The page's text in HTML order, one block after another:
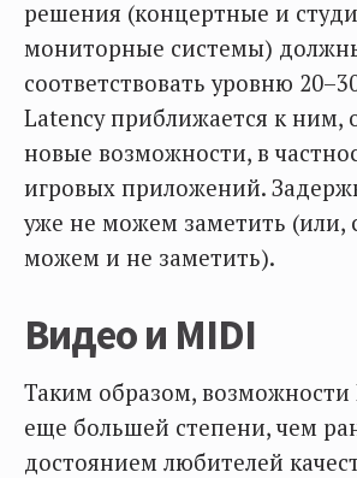
решения (концертные и
мониторные системы)
соответствовать уровню
Latency приближается к ним,
новые возможности, в
игровых приложений.
уже не можем заметить (или,
можем и не заметить).
Видео и MIDI
Таким образом, возможности
еще большей степени, чем
достоянием любителей